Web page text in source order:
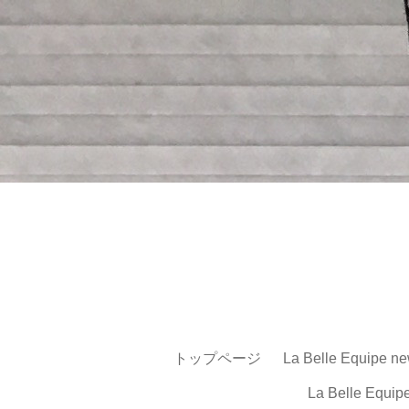
トップページ La Belle Equipe
La Belle